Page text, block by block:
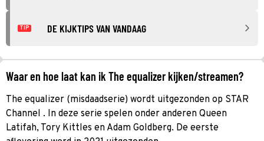
TIP DE KIJKTIPS VAN VANDAAG
Waar en hoe laat kan ik The equalizer kijken/streamen?
The equalizer (misdaadserie) wordt uitgezonden op STAR
Channel . In deze serie spelen onder anderen Queen
Latifah, Tory Kittles en Adam Goldberg. De eerste